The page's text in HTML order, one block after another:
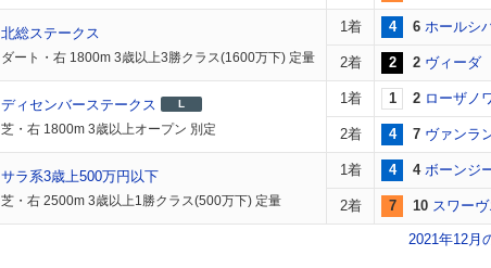
北総ステークス
ダート・右 1800m 3歳以上3勝クラス(1600万下) 定量
1着 4 6 ホールシ
2着 2 2 ヴィーダ
ディセンバーステークス L
芝・右 1800m 3歳以上オープン 別定
1着 1 2 ローザノ
2着 4 7 ヴァンラ
サラ系3歳上500万円以下
芝・右 2500m 3歳以上1勝クラス(500万下) 定量
1着 4 4 ボーンジ
2着 7 10 スワー
2021年12月